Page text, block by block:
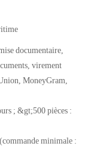
documentaire,
virement
MoneyGram,
; &gt;500 pièces :
minimale :